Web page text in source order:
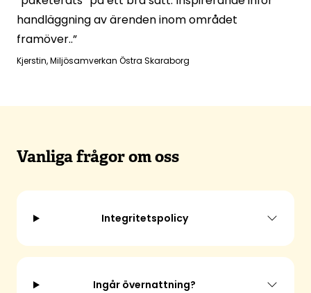
handläggning av ärenden inom området
framöver..”
Kjerstin,Miljösamverkan Östra Skaraborg
Vanliga frågor om oss
Integritetspolicy
Ingår övernattning?